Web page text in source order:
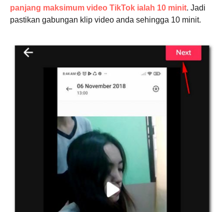
panjang maksimum video TikTok ialah 10 minit. Jadi
pastikan gabungan klip video anda sehingga 10 minit.